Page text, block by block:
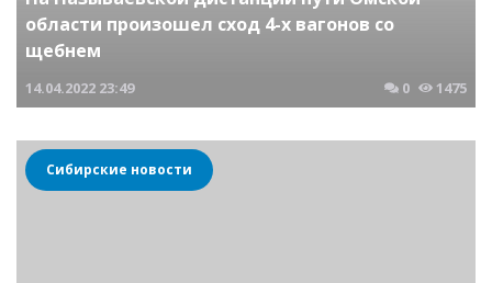
области произошел сход 4-х вагонов со
щебнем
14.04.2022 23:49 0 1475
Сибирские новости